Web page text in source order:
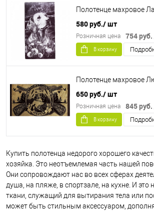
Полотенце махровое
580 руб./ шт
754 руб.
Розничная цена
В корзину
Полотенце махровое
650 руб./ шт
845 руб.
Розничная цена
В корзину
Купить полотенца недорого хорошего
хозяйка. Это неотъемлемая часть нашей
Они сопровождают нас во всех сферах
душа, на пляже, в спортзале, на кухне. И это
ткани, служащий для вытирания тела или
может быть стильным аксессуаром,